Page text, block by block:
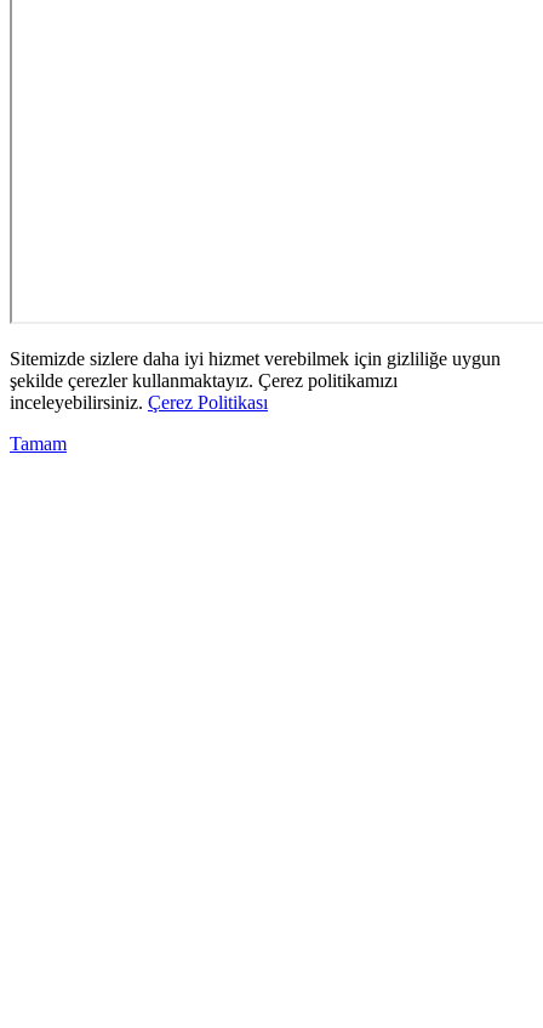
Sitemizde sizlere daha iyi hizmet verebilmek için gizliliğe uygun
şekilde çerezler kullanmaktayız. Çerez politikamızı
inceleyebilirsiniz. Çerez Politikası
Tamam